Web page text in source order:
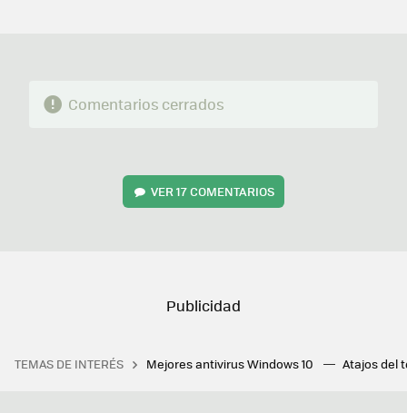
Comentarios cerrados
VER17 COMENTARIOS
TEMAS DE INTERÉS Mejores antivirus Windows 10 Atajos del